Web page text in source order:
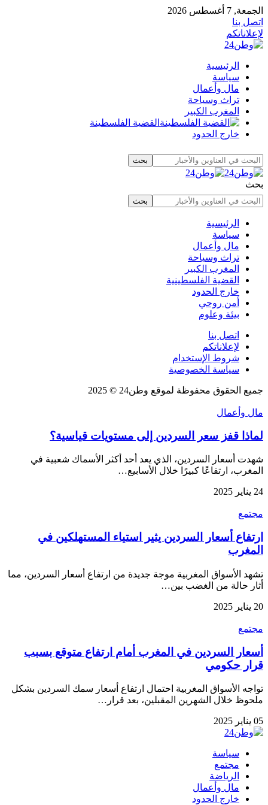
الجمعة, 7 أغسطس 2026
اتصل بنا
لإعلاناتكم
الرئيسية
سياسة
مال وأعمال
تراث وسياحة
المغرب الكبير
القضية الفلسطينة
خارج الحدود
بحث
الرئيسية
سياسة
مال وأعمال
تراث وسياحة
المغرب الكبير
القضية الفلسطينية
خارج الحدود
أمن روحي
بيئة وعلوم
اتصل بنا
لإعلاناتكم
شروط الإستخدام
سياسة الخصوصية
جميع الحقوق محفوظة لموقع وطن24 © 2025
مال وأعمال
لماذا قفز سعر السردين إلى مستويات قياسية؟
شهدت أسعار السردين، الذي يعد أحد أكثر الأسماك شعبية في
المغرب، ارتفاعًا كبيرًا خلال الأسابيع…
24 يناير 2025
مجتمع
ارتفاع أسعار السردين يثير استياء المستهلكين في
المغرب
تشهد الأسواق المغربية موجة جديدة من ارتفاع أسعار السردين، مما
أثار حالة من الغضب بين…
20 يناير 2025
مجتمع
أسعار السردين في المغرب أمام ارتفاع متوقع بسبب
قرار حكومي
تواجه الأسواق المغربية احتمال ارتفاع أسعار سمك السردين بشكل
ملحوظ خلال الشهرين المقبلين، بعد قرار…
05 يناير 2025
سياسة
مجتمع
الرياضة
مال وأعمال
خارج الحدود